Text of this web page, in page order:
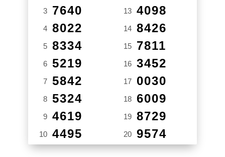
3 7640
4 8022
5 8334
6 5219
7 5842
8 5324
9 4619
10 4495
13 4098
14 8426
15 7811
16 3452
17 0030
18 6009
19 8729
20 9574